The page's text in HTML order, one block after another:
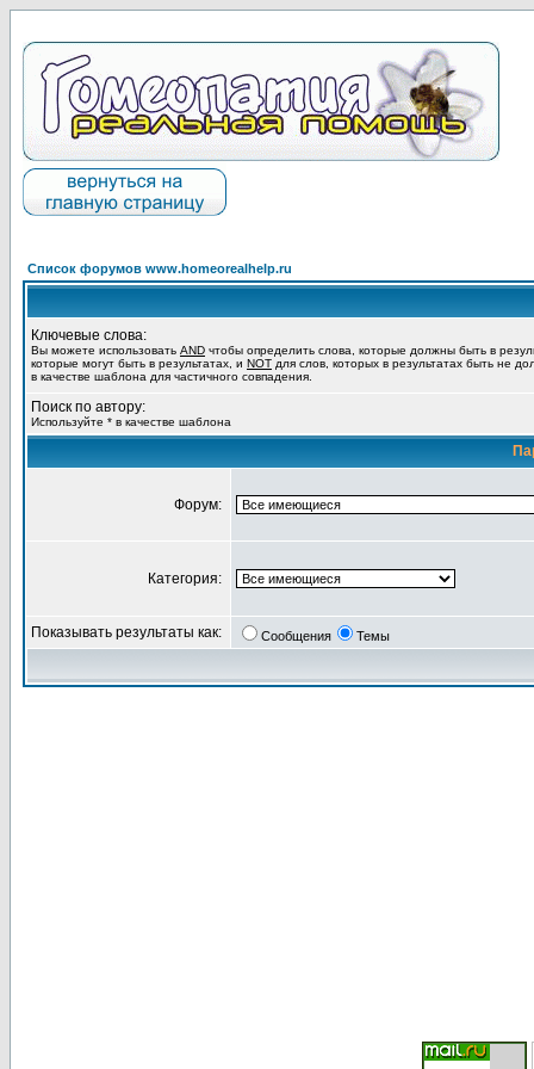
Список форумов www.homeorealhelp.ru
Ключевые слова:
Вы можете использовать AND чтобы определить слова, которые должны быть в
которые могут быть в результатах, и NOT для слов, которых в результатах быть не
в качестве шаблона для частичного совпадения.
Поиск по автору:
Используйте * в качестве шаблона
Форум:
Категория:
Показывать результаты как: Сообщения Темы